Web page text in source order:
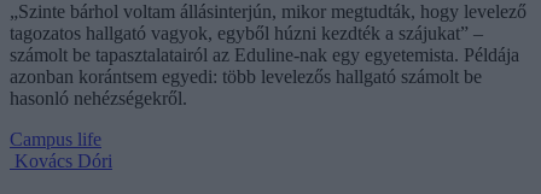
„Szinte bárhol voltam állásinterjún, mikor megtudták, hogy levelező
tagozatos hallgató vagyok, egyből húzni kezdték a szájukat” –
számolt be tapasztalatairól az Eduline-nak egy egyetemista. Példája
azonban korántsem egyedi: több levelezős hallgató számolt be
hasonló nehézségekről.
Campus life
Kovács Dóri